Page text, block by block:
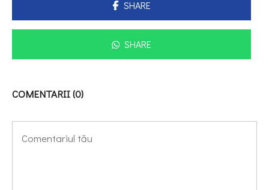
SHARE
SHARE
COMENTARII (0)